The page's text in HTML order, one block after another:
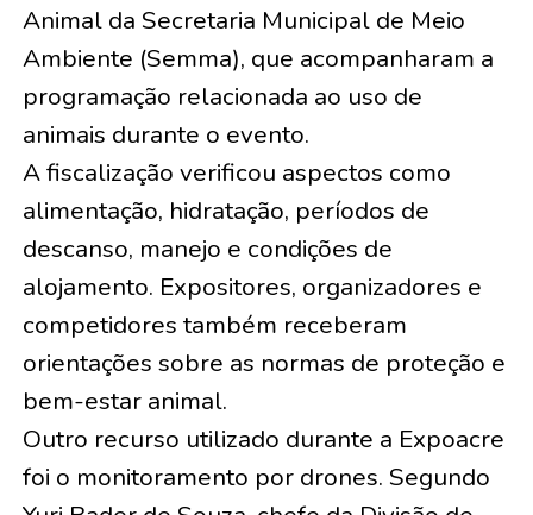
Animal da Secretaria Municipal de Meio
Ambiente (Semma), que acompanharam a
programação relacionada ao uso de
animais durante o evento.
A fiscalização verificou aspectos como
alimentação, hidratação, períodos de
descanso, manejo e condições de
alojamento. Expositores, organizadores e
competidores também receberam
orientações sobre as normas de proteção e
bem-estar animal.
Outro recurso utilizado durante a Expoacre
foi o monitoramento por drones. Segundo